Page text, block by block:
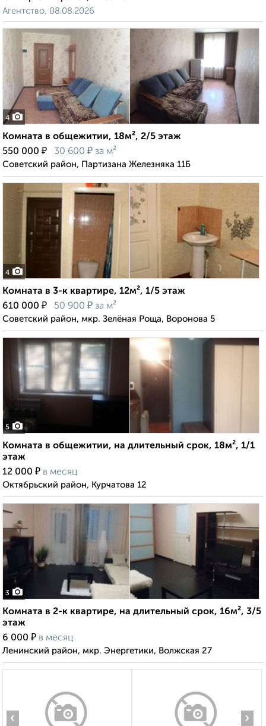
Агентство, 08.08.2026
4
Комната в общежитии, 18м², 2/5 этаж
550 000 ₽ 30 600 ₽ за м²
Советский район, Партизана Железняка 11Б
4
Комната в 3-к квартире, 12м², 1/5 этаж
610 000 ₽ 50 900 ₽ за м²
Советский район, мкр. Зелёная Роща, Воронова 5
5
Комната в общежитии, на длительный срок, 18м², 1/1
этаж
12 000 ₽ в месяц
Октябрьский район, Курчатова 12
3
Комната в 2-к квартире, на длительный срок, 16м², 3/5
этаж
6 000 ₽ в месяц
Ленинский район, мкр. Энергетики, Волжская 27
‹ ›